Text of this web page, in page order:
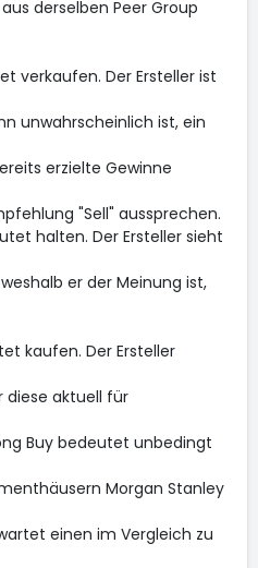
derselben Peer Group
verkaufen. Der Ersteller ist
unwahrscheinlich ist, ein
erzielte Gewinne
"Sell" aussprechen.
halten. Der Ersteller sieht
er der Meinung ist,
kaufen. Der Ersteller
diese aktuell für
Buy bedeutet unbedingt
Morgan Stanley
einen im Vergleich zu